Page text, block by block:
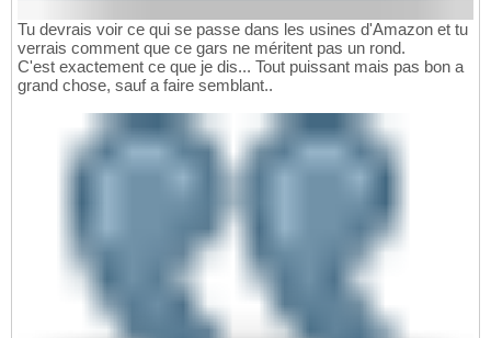
Tu devrais voir ce qui se passe dans les usines d'Amazon et tu
verrais comment que ce gars ne méritent pas un rond.
C'est exactement ce que je dis... Tout puissant mais pas bon a
grand chose, sauf a faire semblant..